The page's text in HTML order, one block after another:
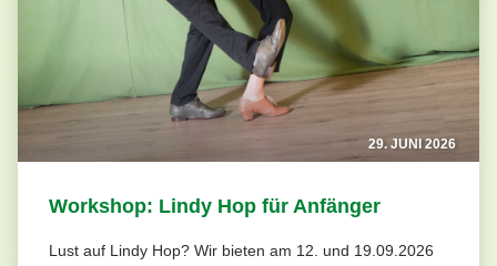
29. JUNI 2026
Workshop: Lindy Hop für Anfänger
Lust auf Lindy Hop? Wir bieten am 12. und 19.09.2026